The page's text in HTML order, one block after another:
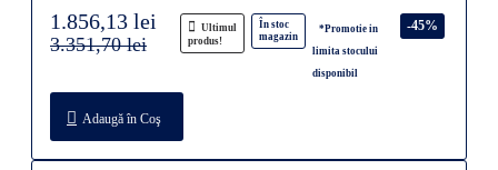
Ultimul
produs!
În stoc
magazin
*Promotie in
limita stocului
disponibil
-45%
1.856,13 lei
3.351,70 lei
Adaugă în Coş